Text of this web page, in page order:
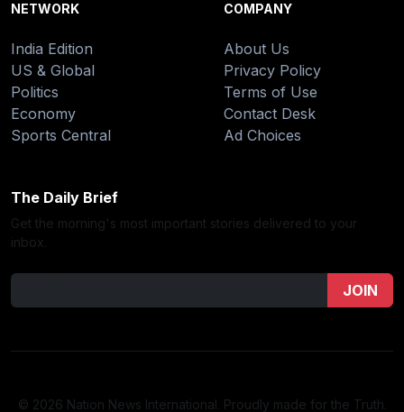
NETWORK
India Edition
US & Global
Politics
Economy
Sports Central
COMPANY
About Us
Privacy Policy
Terms of Use
Contact Desk
Ad Choices
The Daily Brief
Get the morning's most important stories delivered to your
inbox.
JOIN
© 2026 Nation News International. Proudly made for the Truth.